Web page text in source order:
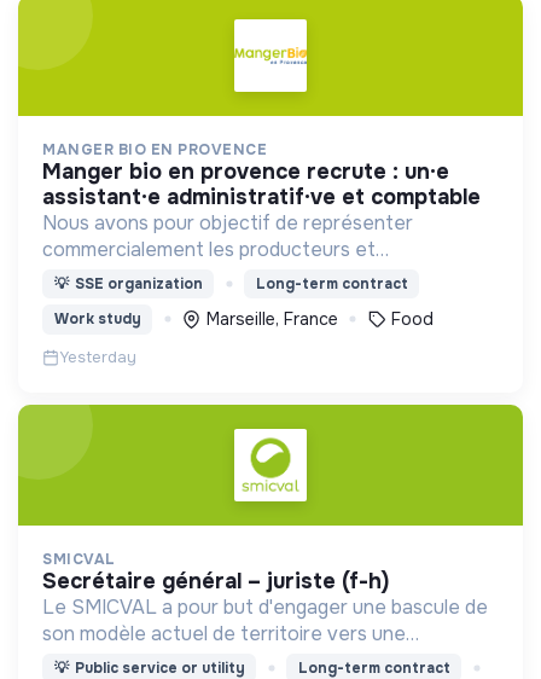
MANGER BIO EN PROVENCE
manger bio en provence recrute : un·e
assistant·e administratif·ve et comptable
Nous avons pour objectif de représenter
commercialement les producteurs et
transformateurs BIO de la région SUD auprès des
collectivités afin d’introduire les produits BIO et
LOCAUX dans les cantines.
💡 SSE organization
Long-term contract
Work study
Marseille, France Food
Yesterday
SMICVAL
secrétaire général – juriste (f-h)
Le SMICVAL a pour but d'engager une bascule de
son modèle actuel de territoire vers une
dynamique positive Zero Waste.
💡 Public service or utility Long-term contract